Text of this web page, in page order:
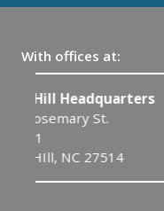
With offices at: